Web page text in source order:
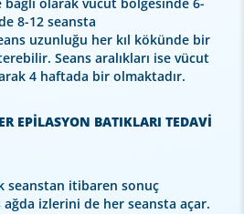
olarak vücut bölgesinde 6-
8-12 seansta
uzunluğu her kıl kökünde bir
Seans aralıkları ise vücut
4 haftada bir olmaktadır.
EPİLASYON BATIKLARI TEDAVİ
seanstan itibaren sonuç
izlerini de her seansta açar.